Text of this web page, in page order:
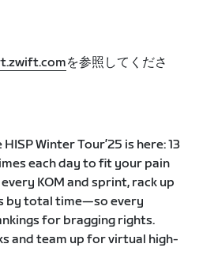
を参照してくださ
Winter Tour’25 is here: 13
each day to fit your pain
KOM and sprint, rack up
by total time—so every
for bragging rights.
and team up for virtual high-